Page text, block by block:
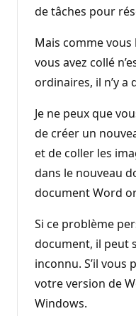
de tâches pour
Mais comme vous
vous avez collé
ordinaires, il n’y a
Je ne peux que
de créer un
et de coller les
dans le nouveau
document Word
Si ce problème
document, il peut
inconnu. S’il vous
votre version de
Windows.